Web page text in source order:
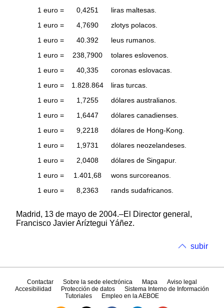
1 euro =
0,4251
liras maltesas.
1 euro =
4,7690
zlotys polacos.
1 euro =
40.392
leus rumanos.
1 euro =
238,7900
tolares eslovenos.
1 euro =
40,335
coronas eslovacas.
1 euro =
1.828.864
liras turcas.
1 euro =
1,7255
dólares australianos.
1 euro =
1,6447
dólares canadienses.
1 euro =
9,2218
dólares de Hong-Kong.
1 euro =
1,9731
dólares neozelandeses.
1 euro =
2,0408
dólares de Singapur.
1 euro =
1.401,68
wons surcoreanos.
1 euro =
8,2363 rands sudafricanos.
Madrid, 13 de mayo de 2004.–El Director general,
Francisco Javier Aríztegui Yáñez.
subir
Contactar Sobre la sede electrónica Mapa
Aviso legal
Accesibilidad
Protección de datos
Sistema Interno de Información
Tutoriales
Empleo en la AEBOE